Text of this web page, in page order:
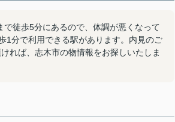
徒歩5分にあるので、体調が悪くなって
1分で利用できる駅があります。内見のご
れば、志木市の物情報をお探しいたしま